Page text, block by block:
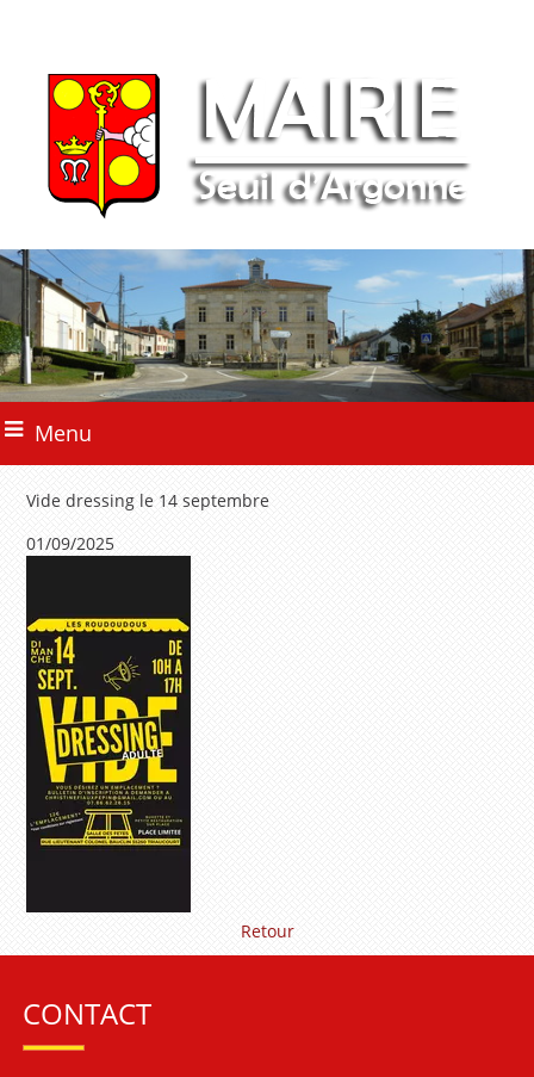
Menu
Vide dressing le 14 septembre
01/09/2025
Retour
CONTACT